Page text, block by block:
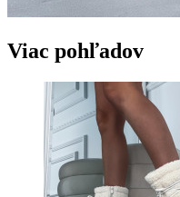
Viac pohľadov